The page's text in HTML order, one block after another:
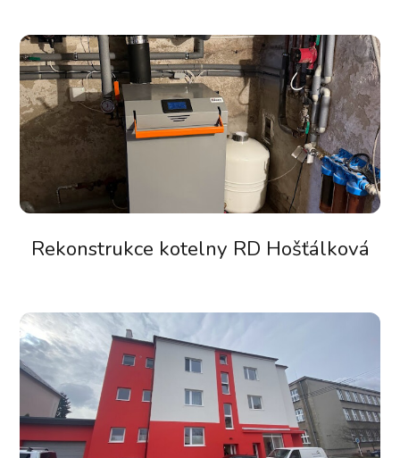
Rekonstrukce kotelny RD Hošťálková